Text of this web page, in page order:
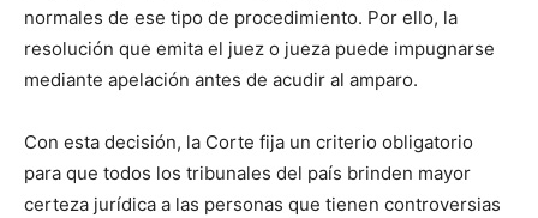
normales de ese tipo de procedimiento. Por ello, la
resolución que emita el juez o jueza puede impugnarse
mediante apelación antes de acudir al amparo.
Con esta decisión, la Corte fija un criterio obligatorio
para que todos los tribunales del país brinden mayor
certeza jurídica a las personas que tienen controversias